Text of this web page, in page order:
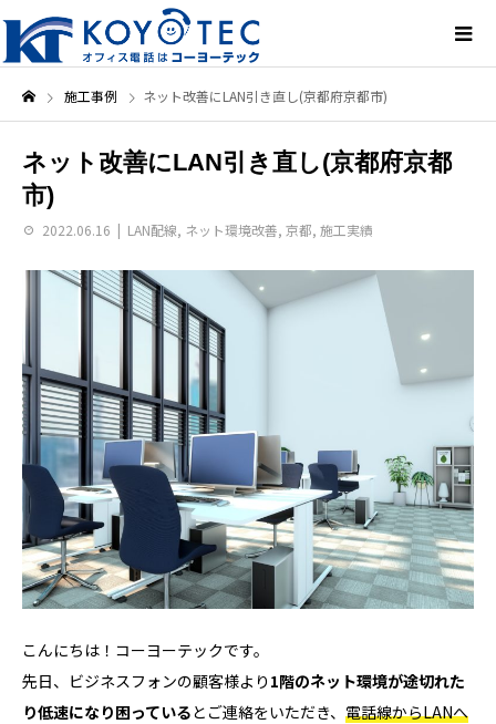
施工事例 ネット改善にLAN引き直し(京都府京都市)
ネット改善にLAN引き直し(京都府京都
市)
2022.06.16 LAN配線, ネット環境改善, 京都, 施工実績
こんにちは！コーヨーテックです。
先日、ビジネスフォンの顧客様より 1階のネット環境が途切れた
り低速になり困っているとご連絡をいただき、 電話線からLANへ